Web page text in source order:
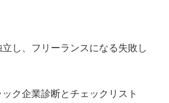
し、フリーランスになる失敗し
ク企業診断とチェックリスト